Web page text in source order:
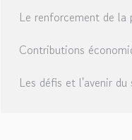
Le renforcement de
Contributions
Les défis et l'avenir